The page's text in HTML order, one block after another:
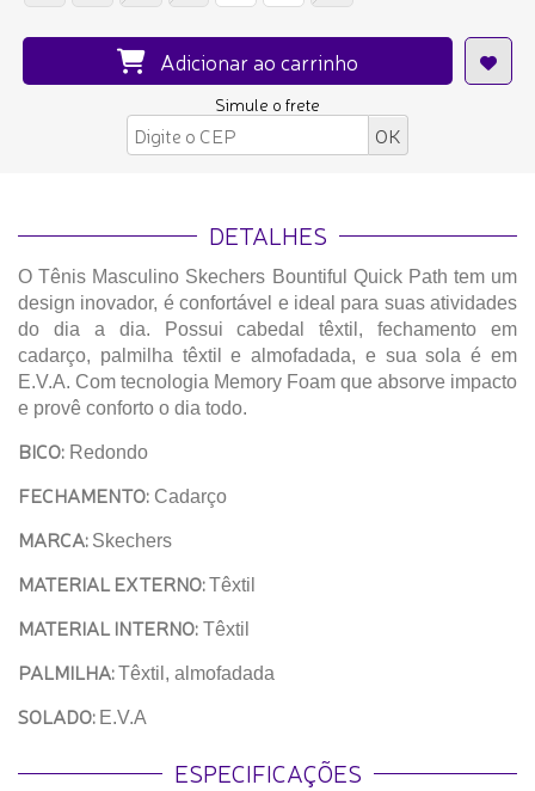
Adicionar ao carrinho
Simule o frete
DETALHES
O Tênis Masculino Skechers Bountiful Quick Path tem um
design inovador, é confortável e ideal para suas atividades
do dia a dia. Possui cabedal têxtil, fechamento em
cadarço, palmilha têxtil e almofadada, e sua sola é em
E.V.A. Com tecnologia Memory Foam que absorve impacto
e provê conforto o dia todo.
BICO: Redondo
FECHAMENTO: Cadarço
MARCA: Skechers
MATERIAL EXTERNO:Têxtil
MATERIAL INTERNO: Têxtil
PALMILHA:Têxtil, almofadada
SOLADO: E.V.A
ESPECIFICAÇÕES